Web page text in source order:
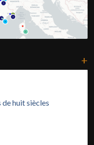
+
huit siècles